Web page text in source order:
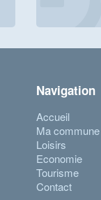
Navigation
Accueil
Ma commune
Loisirs
Economie
Tourisme
Contact